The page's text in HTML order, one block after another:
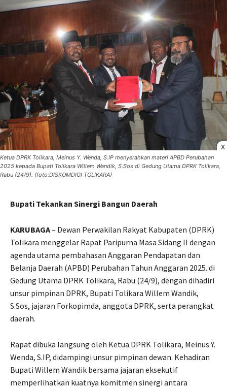
X
Ketua DPRK Tolikara, Meinus Y. Wenda, S.IP menyerahkan materi APBD Perubahan
2025 kepada Bupati Tolikara Willem Wandik, S.Sos di Gedung Utama DPRK Tolikara,
Rabu (24/9). (foto:DISKOMDIGI TOLIKARA)
Bupati Tekankan Sinergi Bangun Daerah
KARUBAGA– Dewan Perwakilan Rakyat Kabupaten (DPRK)
Tolikara menggelar Rapat Paripurna Masa Sidang II dengan
agenda utama pembahasan Anggaran Pendapatan dan
Belanja Daerah (APBD) Perubahan Tahun Anggaran 2025. di
Gedung Utama DPRK Tolikara, Rabu (24/9), dengan dihadiri
unsur pimpinan DPRK, Bupati Tolikara Willem Wandik,
S.Sos, jajaran Forkopimda, anggota DPRK, serta perangkat
daerah.
Rapat dibuka langsung oleh Ketua DPRK Tolikara, Meinus Y.
Wenda, S.IP, didampingi unsur pimpinan dewan. Kehadiran
Bupati Willem Wandik bersama jajaran eksekutif
memperlihatkan kuatnya komitmen sinergi antara